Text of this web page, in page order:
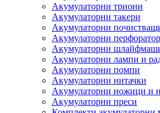
Акумулаторни триони
Акумулаторни такери
Акумулаторни
Акумулаторни
Акумулаторни
Акумулаторни лампи и
Акумулаторни помпи
Акумулаторни нитачки
Акумулаторни ножици и
Акумулаторни преси